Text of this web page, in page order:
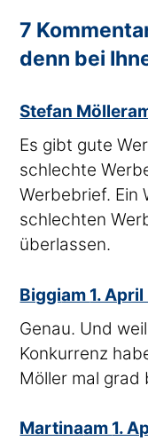
7
denn bei
Stefan Möller
Es gibt gute
schlechte
Werbebrief. Ein
schlechten
überlassen.
Biggisagte
am 1.
Genau. Und
Konkurrenz
Möller mal grad
Martinasagte
am 1.